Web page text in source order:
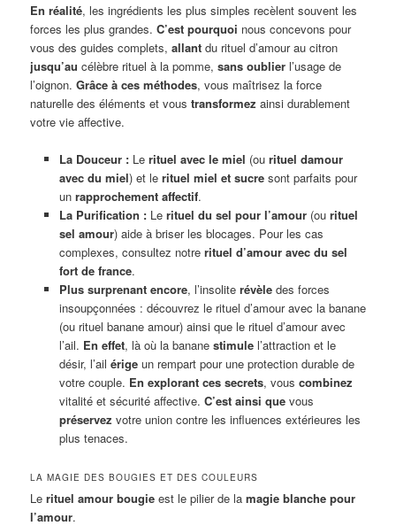
En réalité, les ingrédients les plus simples recèlent souvent les
forces les plus grandes.C’est pourquoi nous concevons pour
vous des guides complets,allant du rituel d’amour au citron
jusqu’au célèbre rituel à la pomme,sans oublier l’usage de
l’oignon.Grâce à ces méthodes, vous maîtrisez la force
naturelle des éléments et voustransformez ainsi durablement
votre vie affective.
La Douceur :Le rituel avec le miel (ou rituel damour
avec du miel) et le rituel miel et sucresont parfaits pour
un rapprochement affectif.
La Purification :Le rituel du sel pour l’amour(ou rituel
sel amour) aide à briser les blocages. Pour les cas
complexes, consultez notre rituel d’amour avec du sel
fort de france.
Plus surprenant encore, l’insolite révèledes forces
insoupçonnées : découvrez le rituel d’amour avec la banane
(ou rituel banane amour) ainsi que le rituel d’amour avec
l’ail. En effet, là où la banane stimulel’attraction et le
désir, l’ail érigeun rempart pour une protection durable de
votre couple. En explorant ces secrets, vous combinez
vitalité et sécurité affective. C’est ainsi quevous
préservez votre union contre les influences extérieures les
plus tenaces.
LA MAGIE DES BOUGIES ET DES COULEURS
Lerituel amour bougie est le pilier de lamagie blanche pour
l’amour.